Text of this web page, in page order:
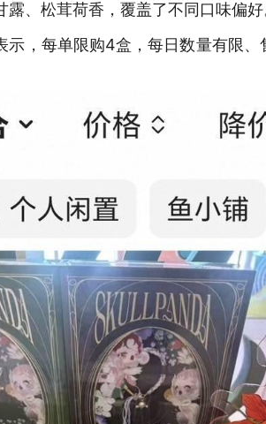
露、松茸荷香，覆盖了不同口味偏
示，每单限购4盒，每日数量有限